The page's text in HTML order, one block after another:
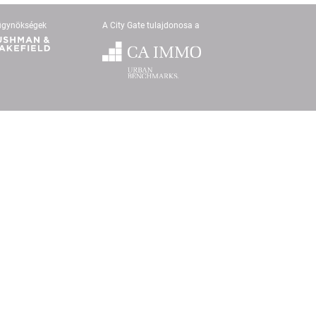
A City Gate tulajdonosa a